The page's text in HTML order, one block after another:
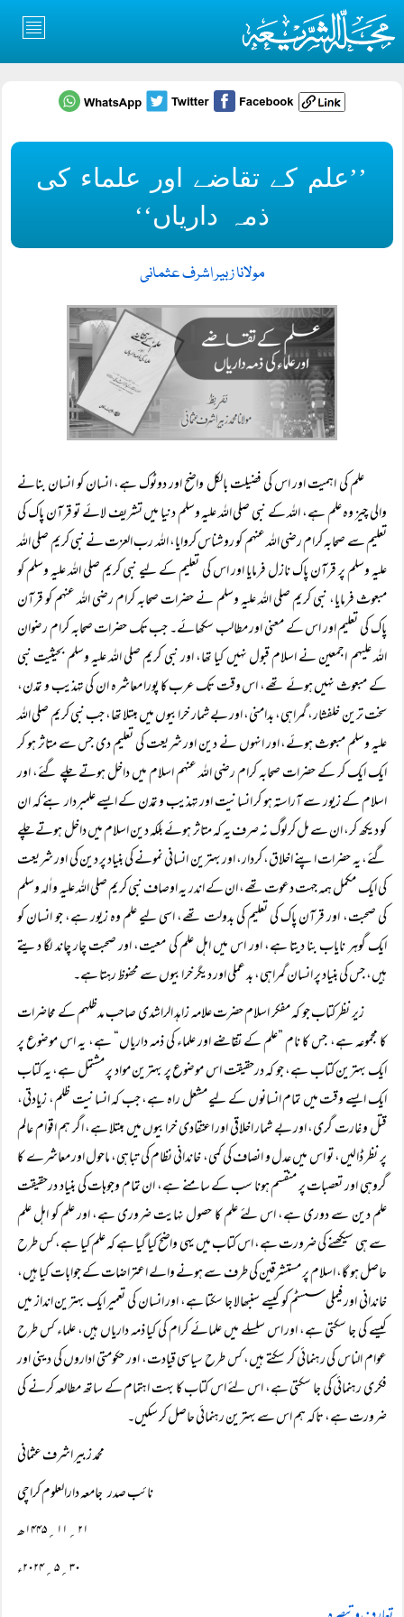
’’علم کے تقاضے اور علماء کی
ذمہ داریاں‘‘
مولانا زبیر اشرف عثمانی
علم کی اہمیت اور اس کی فضیلت بالکل واضح اور دوٹوک ہے، انسان کو انسان بنانے
والی چیز وہ علم ہے، اللہ کے نبی صلی اللہ علیہ وسلم دنیا میں تشریف لائے تو قرآن پاک کی
تعلیم سے صحابہ کرام رضی اللہ عنہم کو روشناس کروایا، اللہ رب العزت نے نبی کریم صلی اللہ
علیہ وسلم پر قرآن پاک نازل فرمایا اور اس کی تعلیم کے لیے نبی کریم صلی اللہ علیہ وسلم کو
مبعوث فرمایا، نبی کریم صلی اللہ علیہ وسلم نے حضرات صحابہ کرام رضی اللہ عنہم کو قرآن
پاک کی تعلیم اور اس کے معنی اور مطالب سکھائے۔ جب تک حضرات صحابہ کرام رضوان
اللہ علیہم اجمعین نے اسلام قبول نہیں کیا تھا، اور نبی کریم صلی اللہ علیہ وسلم بحیثیت نبی
کے مبعوث نہیں ہوئے تھے، اس وقت تک عرب کا پورا معاشرہ ان کی تہذیب و تمدن،
سخت ترین خلفشار، گمراہی، بدامنی، اور بے شمار خرابیوں میں مبتلا تھا، جب نبی کریم صلی اللہ
علیہ وسلم مبعوث ہوئے، اور انہوں نے دین اور شریعت کی تعلیم دی جس سے متاثر ہو کر
ایک ایک کر کے حضرات صحابہ کرام رضی اللہ عنہم اسلام میں داخل ہوتے چلے گئے، اور
اسلام کے زیور سے آراستہ ہو کر انسانیت اور تہذیب و تمدن کے ایسے علمبردار بنے کہ ان
کو دیکھ کر، ان سے مل کر لوگ نہ صرف یہ کہ متاثر ہوئے بلکہ دین اسلام میں داخل ہوتے چلے
گئے، یہ حضرات اپنے اخلاق، کردار، اور بہترین انسانی نمونے کی بنیاد پر دین کی اور شریعت
کی ایک مکمل ہمہ جہت دعوت تھے، ان کے اندر یہ اوصاف نبی کریم صلی اللہ علیہ و اٰلہ وسلم
کی صحبت، اور قرآن پاک کی تعلیم کی بدولت تھے، اسی لیے علم وہ زیور ہے، جو انسان کو
ایک گوہر نایاب بنا دیتا ہے، اور اس میں اہل علم کی معیت، اور صحبت چار چاند لگا دیتے
ہیں، جس کی بنیاد پر انسان گمراہی، بد عملی اور دیگر خرابیوں سے محفوظ رہتا ہے۔
زیر نظر کتاب جو کہ مفکر اسلام حضرت علامہ زاہد الراشدی صاحب مدظلہم کے محاضرات
کا مجموعہ ہے، جس کا نام ”علم کے تقاضے اور علماء کی ذمہ داریاں“ ہے، یہ اس موضوع پر
ایک بہترین کتاب ہے، جو کہ درحقیقت اس موضوع پر بہترین مواد پر مشتمل ہے، یہ کتاب
ایک ایسے وقت میں تمام انسانوں کے لیے مشعل راہ ہے، جب کہ انسانیت ظلم، زیادتی،
قتل و غارت گری، اور بے شمار اخلاقی اور اعتقادی خرابیوں میں مبتلا ہے، اگر ہم اقوام عالم
پر نظر ڈالیں، تو اس میں عدل و انصاف کی کمی، خاندانی نظام کی تباہی، ماحول اور معاشرے کا
گروہی اور تعصبات پر منقسم ہونا سب کے سامنے ہے، ان تمام وجوہات کی بنیاد درحقیقت
علم دین سے دوری ہے، اس لئے علم کا حصول نہایت ضروری ہے، اور علم کو اہل علم
سے ہی سیکھنے کی ضرورت ہے، اس کتاب میں یہی واضح کیا گیا ہے کہ علم کیا ہے، کس طرح
حاصل ہو گا، اسلام پر مستشرقین کی طرف سے ہونے والے اعتراضات کے جوابات کیا ہیں،
خاندانی اور فیملی سسٹم کو کیسے سنبھالا جا سکتا ہے، اور انسان کی تعمیر ایک بہترین انداز میں
کیسے کی جا سکتی ہے، اور اس سلسلے میں علمائے کرام کی کیا ذمہ داریاں ہیں، علماء کس طرح
عوام الناس کی رہنمائی کر سکتے ہیں، کس طرح سیاسی قیادت، اور حکومتی اداروں کی دینی اور
فکری رہنمائی کی جا سکتی ہے، اس لئے اس کتاب کا بہت اہتمام کے ساتھ مطالعہ کرنے کی
ضرورت ہے، تاکہ ہم اس سے بہترین رہنمائی حاصل کر سکیں۔
محمد زبیر اشرف عثمانی
نائب صدرجامعہ دارالعلوم کراچی
۲۱؍۱۱؍۱۴۴۵ھ
۳۰؍۵؍۲۰۲۴ء